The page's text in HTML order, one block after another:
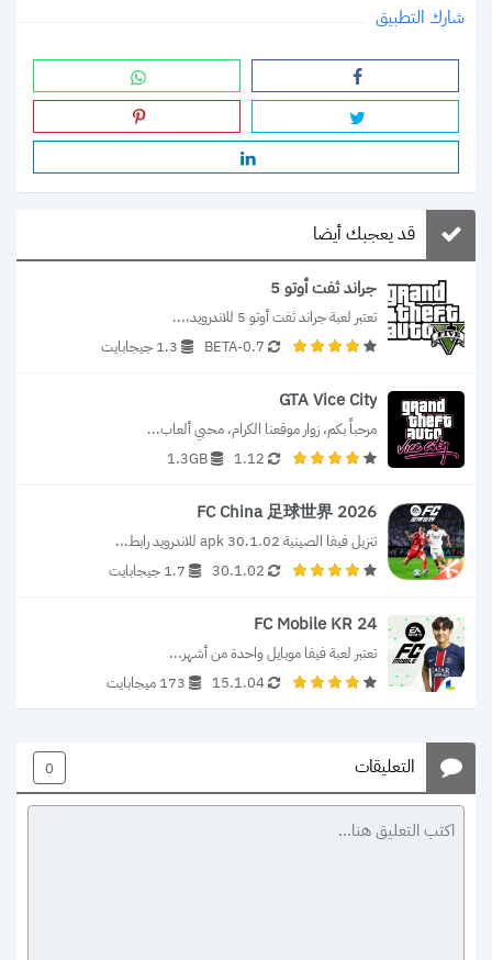
شارك التطبيق
قد يعجبك أيضا
جراند ثفت أوتو 5
تعتبر لعبة جراند ثفت أوتو 5 للاندرويد،...
0.7-BETA
1.3 جيجابايت
GTA Vice City
مرحباً بكم، زوار موقعنا الكرام، محبي ألعاب...
1.12
1.3GB
FC China 足球世界 2026
تنزيل فيفا الصينية 30.1.02 apk للاندرويد رابط...
30.1.02
1.7 جيجابايت
FC Mobile KR 24
تعتبر لعبة فيفا موبايل واحدة من أشهر...
15.1.04
173 ميجابايت
التعليقات 0